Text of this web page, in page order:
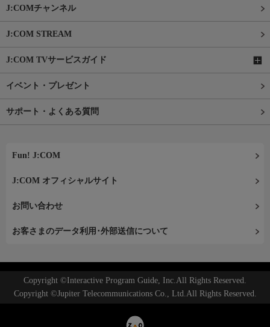
J:COMチャンネル
J:COM STREAM
J:COM TVサービスガイド
イベント・プレゼント
サポート・よくある質問
Fun! J:COM
J:COM オフィシャルサイト
お問い合わせ
お客さまのデータ利用･外部送信について
Copyright ©Interactive Program Guide, Inc.All Rights Reserved.
Copyright ©Jupiter Telecommunications Co., Ltd.All Rights Reserved.